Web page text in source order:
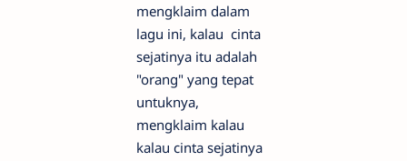
mengklaim dalam
lagu ini, kalau cinta
sejatinya itu adalah
"orang" yang tepat
untuknya,
mengklaim kalau
kalau cinta sejatinya